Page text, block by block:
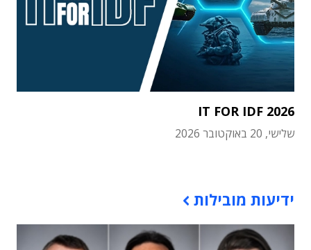
IT FOR IDF 2026
שלישי, 20 באוקטובר 2026
ידיעות מובילות